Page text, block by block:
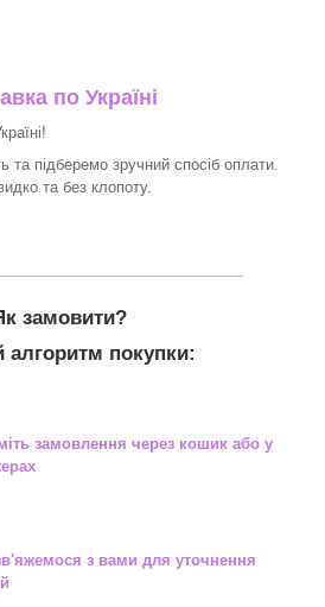
по Україні
та підберемо зручний спосіб оплати.
та без клопоту.
замовити?
алгоритм покупки:
замовлення через кошик або у
з вами для уточнення